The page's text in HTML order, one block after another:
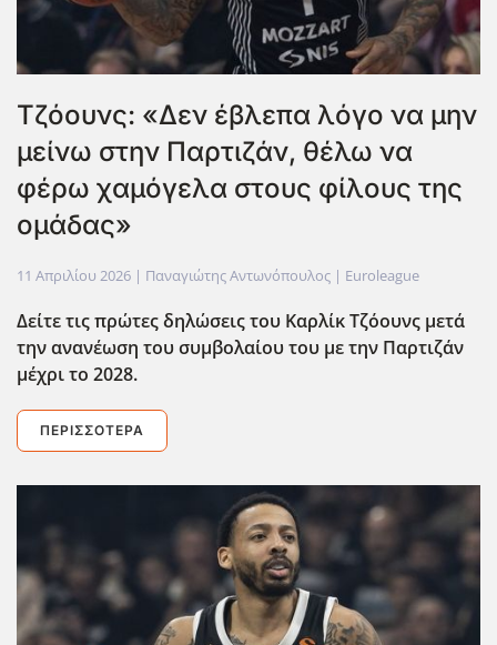
Tζόουνς: «Δεν έβλεπα λόγο να μην
μείνω στην Παρτιζάν, θέλω να
φέρω χαμόγελα στους φίλους της
ομάδας»
11 Απριλίου 2026 | Παναγιώτης Αντωνόπουλος | Euroleague
Δείτε τις πρώτες δηλώσεις του Καρλίκ Τζόουνς μετά
την ανανέωση του συμβολαίου του με την Παρτιζάν
μέχρι το 2028.
ΠΕΡΙΣΣΌΤΕΡΑ